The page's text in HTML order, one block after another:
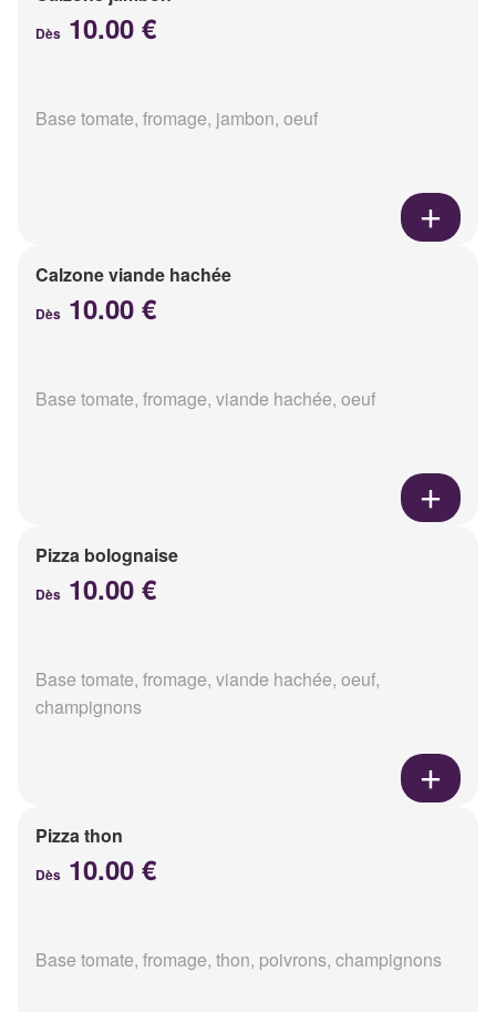
Dès 10.00 €
Base tomate, fromage, jambon, oeuf
Calzone viande hachée
Dès 10.00 €
Base tomate, fromage, viande hachée, oeuf
Pizza bolognaise
Dès 10.00 €
Base tomate, fromage, viande hachée, oeuf,
champignons
Pizza thon
Dès 10.00 €
Base tomate, fromage, thon, poivrons, champignons